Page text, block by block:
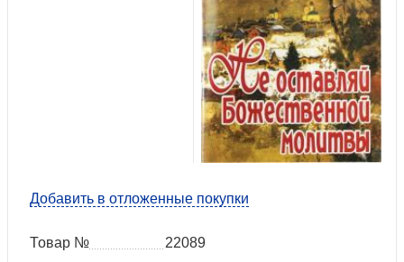
Добавить в отложенные покупки
Товар №
22089